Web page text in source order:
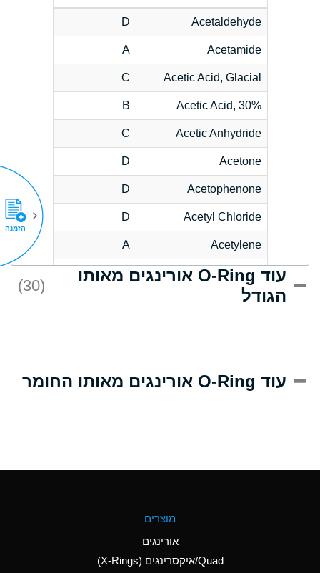
Acetaldehyde
D
Acetamide
A
Acetic Acid, Glacial
C
Acetic Acid, 30%
B
Acetic Anhydride
C
Acetone
D
Acetophenone
D
Acetyl Chloride
D
Acetylene
A
Acrlylonitrile
D
Adipic Acid
(Aqueous)
Aluminum Nitrate
(Aqueous)
עוד O-Ring אורינגים מאותו
הגודל
(30)
עוד O-Ring אורינגים מאותו החומר
מוצרים
אורינגים
Quad/איקסרינגים (X-Rings)
הזמנה